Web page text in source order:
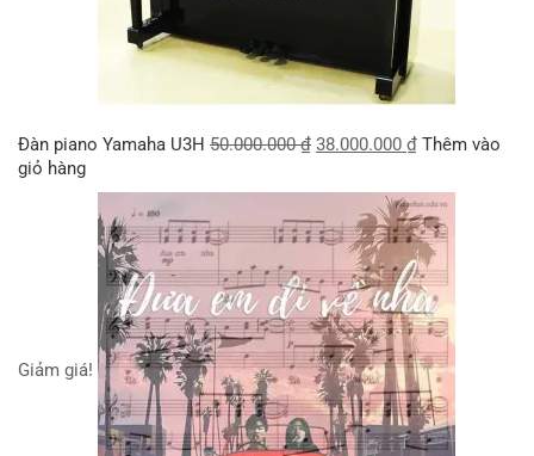
Đàn piano Yamaha U3H 50.000.000₫ 38.000.000 ₫ Thêm vào
giỏ hàng
Giảm giá!